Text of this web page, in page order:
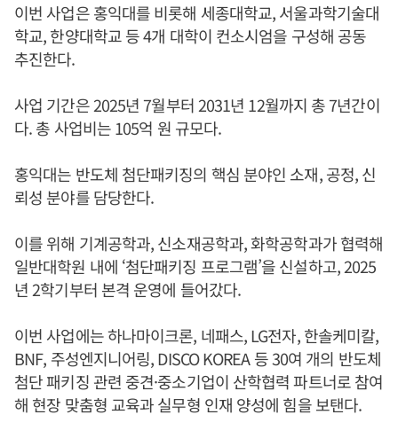
이번 사업은 홍익대를 비롯해 세종대학교, 서울과학기술대
학교, 한양대학교 등 4개 대학이 컨소시엄을 구성해 공동
추진한다.
사업 기간은 2025년 7월부터 2031년 12월까지 총 7년간이
다. 총 사업비는 105억 원 규모다.
홍익대는 반도체 첨단패키징의 핵심 분야인 소재, 공정, 신
뢰성 분야를 담당한다.
이를 위해 기계공학과, 신소재공학과, 화학공학과가 협력해
일반대학원 내에 ‘첨단패키징 프로그램’을 신설하고, 2025
년 2학기부터 본격 운영에 들어갔다.
이번 사업에는 하나마이크론, 네패스, LG전자, 한솔케미칼,
BNF, 주성엔지니어링, DISCO KOREA 등 30여 개의 반도체
첨단 패키징 관련 중견·중소기업이 산학협력 파트너로 참여
해 현장 맞춤형 교육과 실무형 인재 양성에 힘을 보탠다.